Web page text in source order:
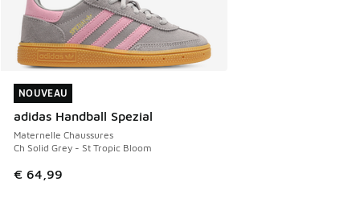
NOUVEAU
adidas Handball Spezial
Maternelle Chaussures
Ch Solid Grey - St Tropic Bloom
€ 64,99
NOUVEAU